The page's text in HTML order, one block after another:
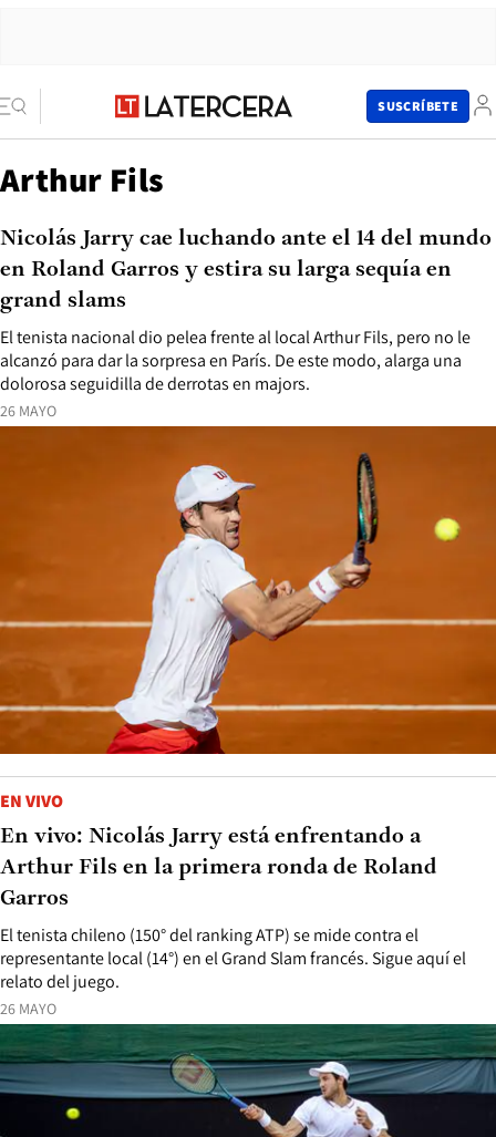
SUSCRÍBETE
Arthur Fils
26 MAYO
El tenista nacional dio pelea frente al local Arthur Fils, pero no le
alcanzó para dar la sorpresa en París. De este modo, alarga una
dolorosa seguidilla de derrotas en majors.
Nicolás Jarry cae luchando ante el 14 del mundo
en Roland Garros y estira su larga sequía en
grand slams
26 MAYO
EN VIVO
El tenista chileno (150° del ranking ATP) se mide contra el
representante local (14°) en el Grand Slam francés. Sigue aquí el
relato del juego.
En vivo: Nicolás Jarry está enfrentando a
Arthur Fils en la primera ronda de Roland
Garros